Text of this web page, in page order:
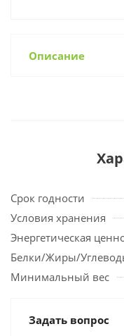
Описание
Срок годности
Условия хранения
Энергетическая
Белки/Жиры/
Минимальный вес
Задать вопрос